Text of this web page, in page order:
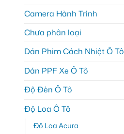
Camera Hành Trình
Chưa phân loại
Dán Phim Cách Nhiệt Ô Tô
Dán PPF Xe Ô Tô
Độ Đèn Ô Tô
Độ Loa Ô Tô
Độ Loa Acura